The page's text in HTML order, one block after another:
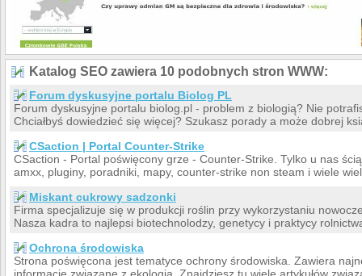
Katalog SEO zawiera 10 podobnych stron WWW:
Forum dyskusyjne portalu Biolog PL
Forum dyskusyjne portalu biolog.pl - problem z biologią? Nie
Chciałbyś dowiedzieć się więcej? Szukasz porady a może dobrej
CSaction | Portal Counter-Strike
CSaction - Portal poświęcony grze - Counter-Strike. Tylko u nas
amxx, pluginy, poradniki, mapy, counter-strike non steam i wiele
Miskant cukrowy sadzonki
Firma specjalizuje się w produkcji roślin przy wykorzystaniu
Nasza kadra to najlepsi biotechnolodzy, genetycy i praktycy
Ochrona środowiska
Strona poświęcona jest tematyce ochrony środowiska. Zawiera